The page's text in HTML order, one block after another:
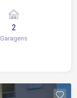
2
Garagens